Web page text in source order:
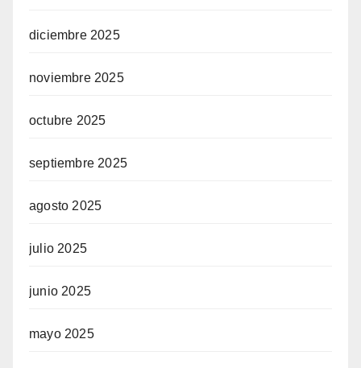
diciembre 2025
noviembre 2025
octubre 2025
septiembre 2025
agosto 2025
julio 2025
junio 2025
mayo 2025